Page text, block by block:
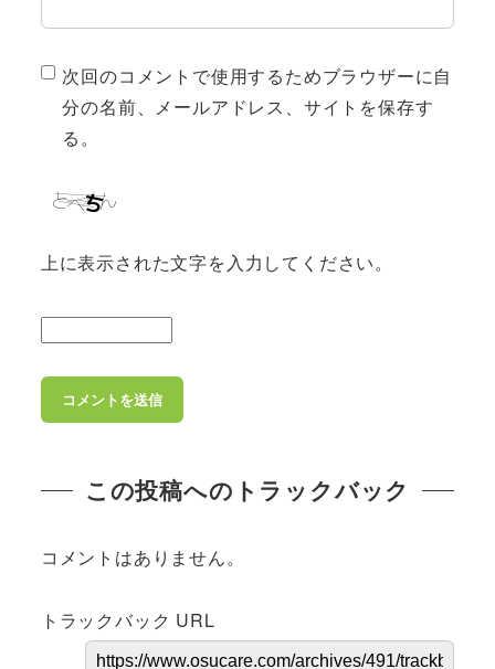
次回のコメントで使用するためブラウザーに自
分の名前、メールアドレス、サイトを保存す
る。
上に表示された文字を入力してください。
この投稿へのトラックバック
コメントはありません。
トラックバック URL